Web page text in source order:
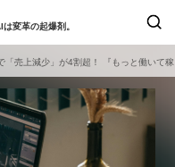
変革の起爆剤。
タビュー
ュース
オムニチャネル協会
「売上減少」が4割超！ 『もっと働いて